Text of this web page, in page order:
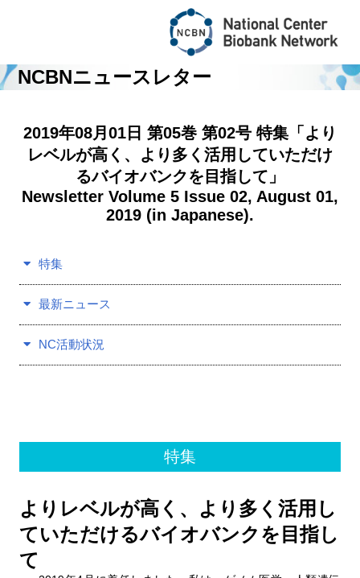
About NCBN
News & Topics
NCBNニュースレター
2019年08月01日 第05巻 第02号 特集「より
レベルが高く、より多く活用していただけ
るバイオバンクを目指して」
Newsletter Volume 5 Issue 02, August 01,
2019 (in Japanese).
特集
最新ニュース
NC活動状況
特集
よりレベルが高く、より多く活用し
ていただけるバイオバンクを目指し
て